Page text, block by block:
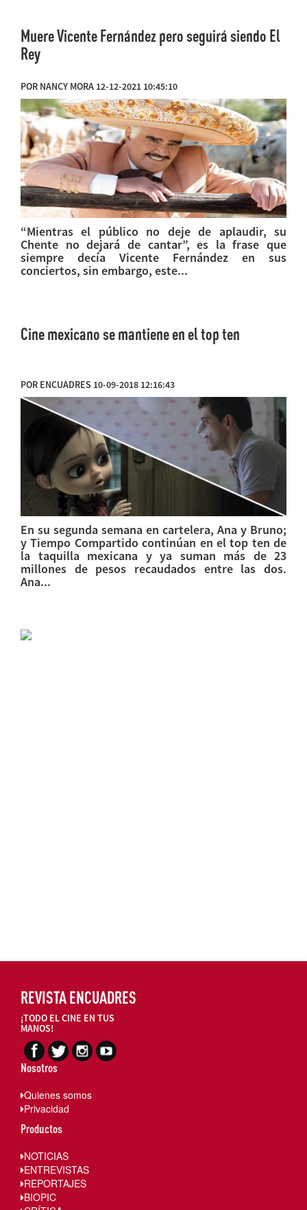
Muere Vicente Fernández pero seguirá siendo El
Rey
POR NANCY MORA 12-12-2021 10:45:10
“Mientras el público no deje de aplaudir, su
Chente no dejará de cantar”, es la frase que
siempre decía Vicente Fernández en sus
conciertos, sin embargo, este...
Cine mexicano se mantiene en el top ten
POR ENCUADRES 10-09-2018 12:16:43
En su segunda semana en cartelera, Ana y Bruno;
y Tiempo Compartido continúan en el top ten de
la taquilla mexicana y ya suman más de 23
millones de pesos recaudados entre las dos.
Ana...
REVISTA ENCUADRES
¡TODO EL CINE EN TUS
MANOS!
Nosotros
Quienes somos
Privacidad
Productos
NOTICIAS
ENTREVISTAS
REPORTAJES
BIOPIC